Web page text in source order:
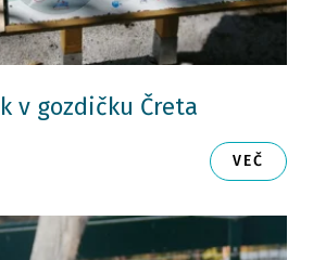
v gozdičku Čreta
VEČ